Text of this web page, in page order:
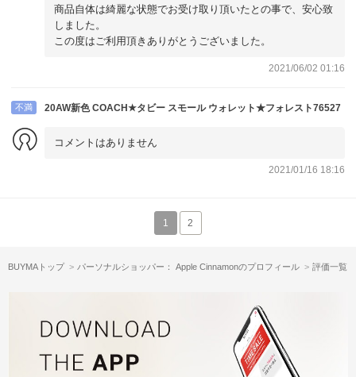
商品自体は綺麗な状態でお受け取り頂いたとの事で、安心致
しました。
この度はご利用頂きありがとうございました。
2021/06/02 01:16
不満 20AW新色 COACH★タビー スモール ウォレット★フォレスト76527
コメントはありません
2021/01/16 18:16
1 2
BUYMAトップ パーソナルショッパー： Apple Cinnamonのプロフィール 評価一覧